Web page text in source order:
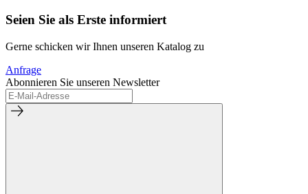
Seien Sie als Erste informiert
Gerne schicken wir Ihnen unseren Katalog zu
Anfrage
Abonnieren Sie unseren Newsletter